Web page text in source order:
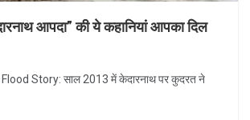
आपदा” की ये कहानियां आपका दिल
Story: साल 2013 में केदारनाथ पर कुदरत ने